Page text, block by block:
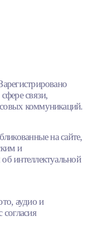
связи,
коммуникаций.
на сайте,
и
интеллектуальной
аудио и